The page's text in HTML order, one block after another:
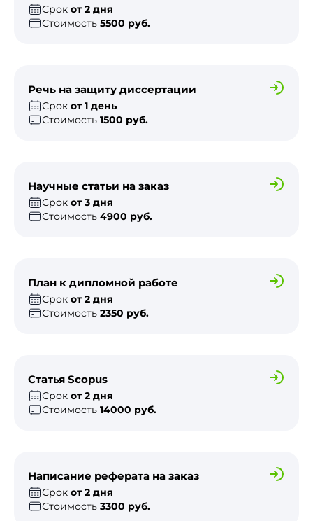
Срок от 2 дня
Стоимость 5500 руб.
Речь на защиту диссертации
Срок от 1 день
Стоимость 1500 руб.
Научные статьи на заказ
Срок от 3 дня
Стоимость 4900 руб.
План к дипломной работе
Срок от 2 дня
Стоимость 2350 руб.
Статья Scopus
Срок от 2 дня
Стоимость 14000 руб.
Написание реферата на заказ
Срок от 2 дня
Стоимость 3300 руб.